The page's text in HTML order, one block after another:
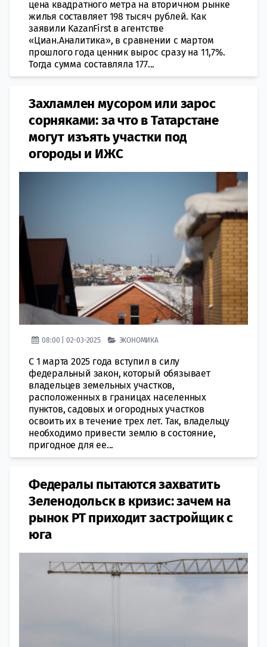
цена квадратного метра на вторичном рынке
жилья составляет 198 тысяч рублей. Как
заявили KazanFirst в агентстве
«Циан.Аналитика», в сравнении с мартом
прошлого года ценник вырос сразу на 11,7%.
Тогда сумма составляла 177...
Захламлен мусором или зарос
сорняками: за что в Татарстане
могут изъять участки под
огороды и ИЖС
08:00 | 02-03-2025 ЭКОНОМИКА
С 1 марта 2025 года вступил в силу
федеральный закон, который обязывает
владельцев земельных участков,
расположенных в границах населенных
пунктов, садовых и огородных участков
освоить их в течение трех лет. Так, владельцу
необходимо привести землю в состояние,
пригодное для ее...
Федералы пытаются захватить
Зеленодольск в кризис: зачем на
рынок РТ приходит застройщик с
юга